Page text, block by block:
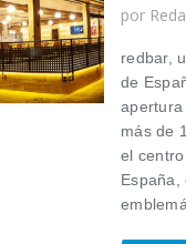
por
redbar,
de
más de
el
España,